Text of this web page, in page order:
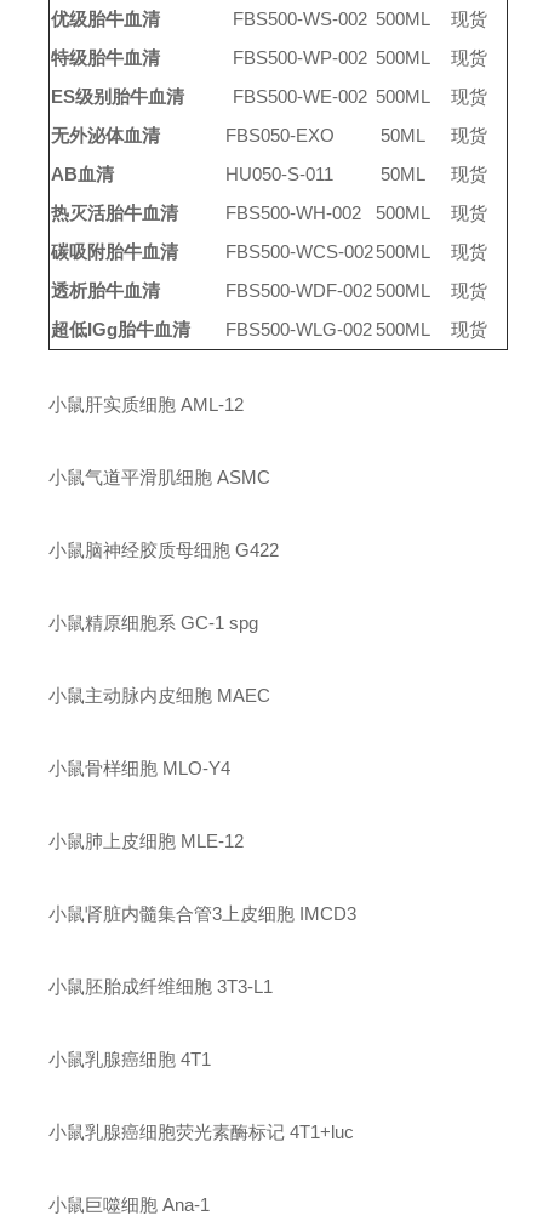
优级胎牛血清 FBS500-WS-002 500ML
现货
特级胎牛血清 FBS500-WP-002 500ML
现货
ES级别 胎牛血清 FBS500-WE-002 500ML
现货
无外泌体血清
FBS050-EXO 50ML
现货
AB血清
HU050-S-011 50ML
现货
热灭活胎牛血清
FBS500-WH-002 500ML
现货
碳吸附胎牛血清
FBS500-WCS-002500ML
现货
透析胎牛血清
FBS500-WDF-002 500ML
现货
超低IGg胎牛血清 FBS500-WLG-002 500ML 现货
小鼠肝实质细胞 AML-12
小鼠气道平滑肌细胞 ASMC
小鼠脑神经胶质母细胞 G422
小鼠精原细胞系 GC-1 spg
小鼠主动脉内皮细胞 MAEC
小鼠骨样细胞 MLO-Y4
小鼠肺上皮细胞 MLE-12
小鼠肾脏内髓集合管3上皮细胞 IMCD3
小鼠胚胎成纤维细胞 3T3-L1
小鼠乳腺癌细胞 4T1
小鼠乳腺癌细胞荧光素酶标记 4T1+luc
小鼠巨噬细胞 Ana-1